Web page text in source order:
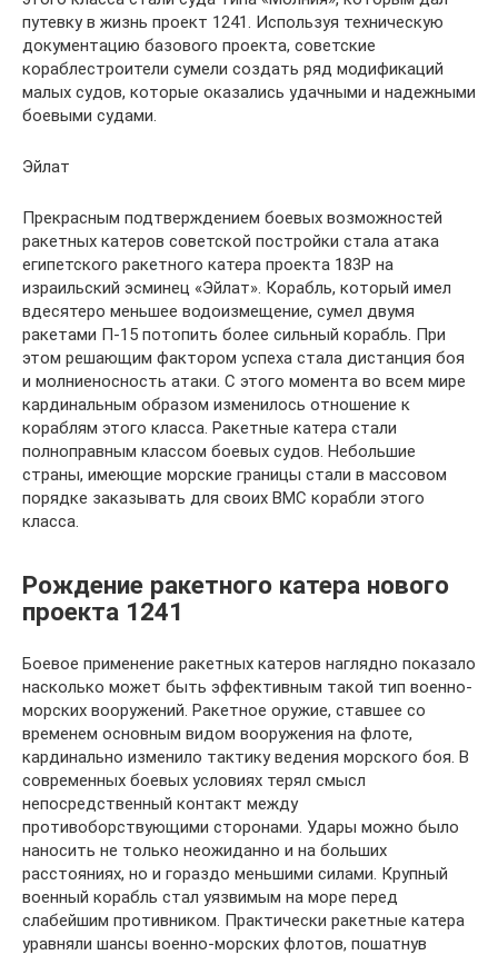
путевку в жизнь проект 1241. Используя техническую
документацию базового проекта, советские
кораблестроители сумели создать ряд модификаций
малых судов, которые оказались удачными и надежными
боевыми судами.
Эйлат
Прекрасным подтверждением боевых возможностей
ракетных катеров советской постройки стала атака
египетского ракетного катера проекта 183Р на
израильский эсминец «Эйлат». Корабль, который имел
вдесятеро меньшее водоизмещение, сумел двумя
ракетами П-15 потопить более сильный корабль. При
этом решающим фактором успеха стала дистанция боя
и молниеносность атаки. С этого момента во всем мире
кардинальным образом изменилось отношение к
кораблям этого класса. Ракетные катера стали
полноправным классом боевых судов. Небольшие
страны, имеющие морские границы стали в массовом
порядке заказывать для своих ВМС корабли этого
класса.
Рождение ракетного катера нового
проекта 1241
Боевое применение ракетных катеров наглядно показало
насколько может быть эффективным такой тип военно-
морских вооружений. Ракетное оружие, ставшее со
временем основным видом вооружения на флоте,
кардинально изменило тактику ведения морского боя. В
современных боевых условиях терял смысл
непосредственный контакт между
противоборствующими сторонами. Удары можно было
наносить не только неожиданно и на больших
расстояниях, но и гораздо меньшими силами. Крупный
военный корабль стал уязвимым на море перед
слабейшим противником. Практически ракетные катера
уравняли шансы военно-морских флотов, пошатнув